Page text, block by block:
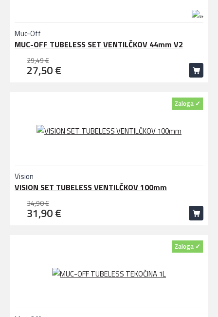
Muc-Off
MUC-OFF TUBELESS SET VENTILČKOV 44mm V2
29,49 €
27,50 €
Zaloga ✓
Vision
VISION SET TUBELESS VENTILČKOV 100mm
34,90 €
31,90 €
Zaloga ✓